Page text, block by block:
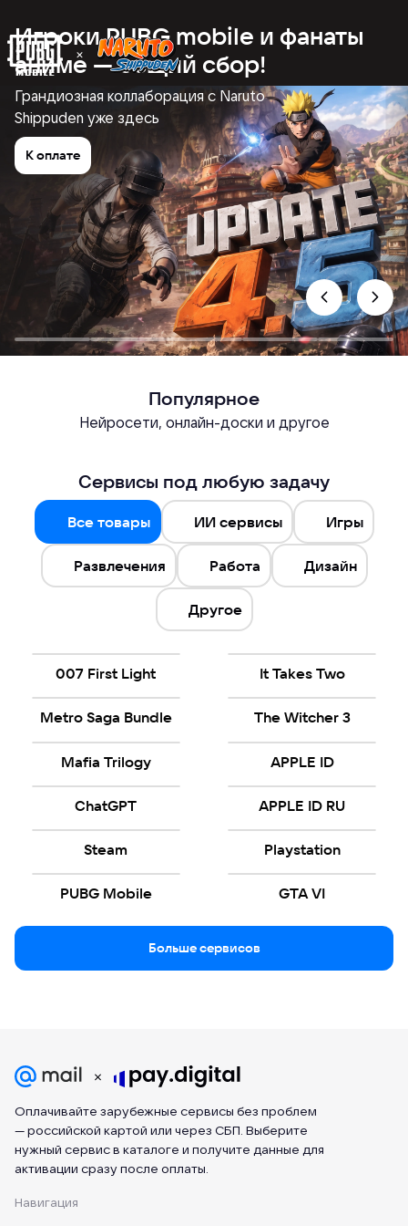
Игроки PUBG mobile и фанаты
аниме — общий сбор!
Грандиозная коллаборация с Naruto
Shippuden уже здесь
К оплате
Популярное
Нейросети, онлайн-доски и другое
Сервисы под любую задачу
Все товары ИИ сервисы Игры
Развлечения Работа Дизайн
Другое
007 First Light It Takes Two
Metro Saga Bundle The Witcher 3
Mafia Trilogy APPLE ID
ChatGPT APPLE ID RU
Steam Playstation
PUBG Mobile GTA VI
Больше сервисов
Оплачивайте зарубежные сервисы без проблем
— российской картой или через СБП. Выберите
нужный сервис в каталоге и получите данные для
активации сразу после оплаты.
Навигация